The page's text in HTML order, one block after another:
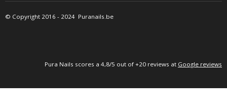
C
E
B
S
T
A
A
T
S
© Copyright 2016 - 2024 Puranails.be
Pura Nails scores a 4,8/5 out of +20 reviews at Google reviews